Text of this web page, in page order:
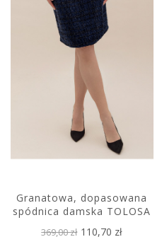
Granatowa, dopasowana
spódnica damska TOLOSA
369,00 zł 110,70 zł